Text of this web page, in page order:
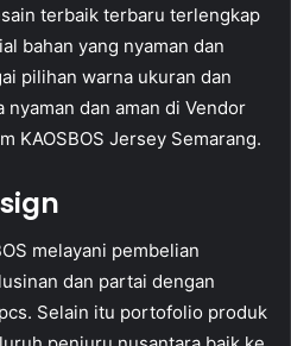
terbaik terbaru terlengkap
bahan yang nyaman dan
pilihan warna ukuran dan
dan aman di Vendor
KAOSBOS Jersey Semarang.
melayani pembelian
dan partai dengan
Selain itu portofolio produk